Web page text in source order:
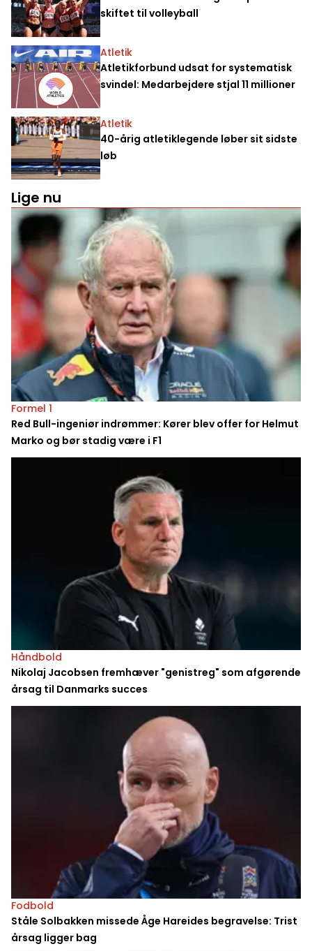
skiftet til volleyball
Atletik
Atletikforbund udsat for systematisk
svindel: Medarbejdere stjal 11 millioner
Atletik
40-årig atletiklegende løber sit sidste
løb
Lige nu
Formel 1
Red Bull-ingeniør indrømmer: Kører blev offer for Helmut
Marko og bør stadig være i F1
Håndbold
Nikolaj Jacobsen fremhæver "genistreg" som afgørende
årsag til Danmarks succes
Fodbold
Ståle Solbakken missede Åge Hareides begravelse: Trist
årsag ligger bag